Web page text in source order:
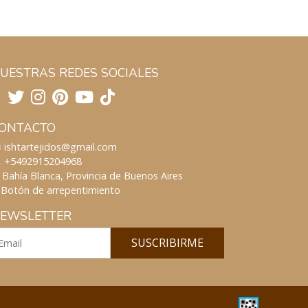
REDES SOCIALES
ishtartejidos@gmail.com
+5492915204968
Bahía Blanca, Provincia de Buenos Aires
Botón de arrepentimiento
SUSCRIBIRME